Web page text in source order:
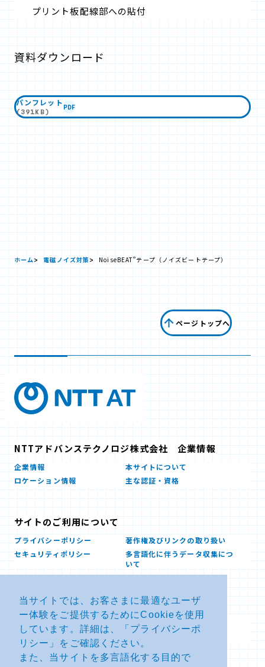
当サイトでは、お客さまに最適なユーザ
ー体験をご提供するためにCookieを使用
しています。詳細は、「 プライバシーポ
リシー 」をご確認ください。
また、当サイトを多言語化する目的で
プリント板配線部への貼付
資料ダウンロード
パンフレット
(391KB)
PDF
ホーム 電磁ノイズ対策 NoiseBEAT®テープ（ノイズビートテープ）
ページトップへ
NTTアドバンステクノロジ株式会社 企業情報
企業情報
本サイトについて
ロケーション情報
主な認証・資格
サイトのご利用について
プライバシーポリシー
著作権及びリンクの取り扱い
セキュリティポリシー
多言語化に伴うデータ収集につ
いて
お問い合せ
よくあるお問い合わせFAQ
SDSダウンロード
製品・サービスに関する重要な
お知らせ
その他のお問い合わせ